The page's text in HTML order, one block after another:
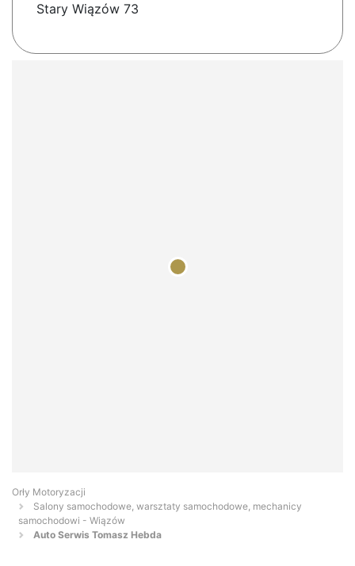
Stary Wiązów 73
Orły Motoryzacji
Salony samochodowe, warsztaty samochodowe, mechanicy
samochodowi - Wiązów
Auto Serwis Tomasz Hebda